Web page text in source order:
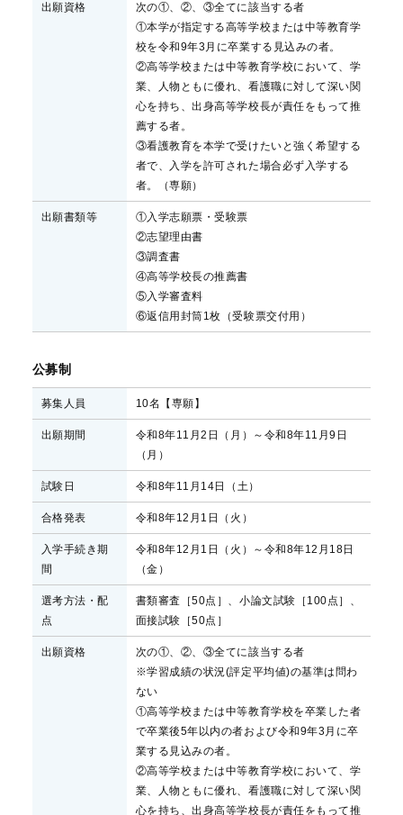
出願資格
次の①、②、③全てに該当する者
①本学が指定する高等学校または中等教育学
校を令和9年3月に卒業する見込みの者。
②高等学校または中等教育学校において、学
業、人物ともに優れ、看護職に対して深い関
心を持ち、出身高等学校長が責任をもって推
薦する者。
③看護教育を本学で受けたいと強く希望する
者で、入学を許可された場合必ず入学する
者。（専願）
出願書類等
①入学志願票・受験票
②志望理由書
③調査書
④高等学校長の推薦書
⑤入学審査料
⑥返信用封筒1枚（受験票交付用）
公募制
募集人員 10名【専願】
出願期間
令和8年11月2日（月）～令和8年11月9日
（月）
試験日 令和8年11月14日（土）
合格発表 令和8年12月1日（火）
入学手続き期
間
令和8年12月1日（火）～令和8年12月18日
（金）
選考方法・配
点
書類審査［50点］、小論文試験［100点］、
面接試験［50点］
出願資格
次の①、②、③全てに該当する者
※学習成績の状況(評定平均値)の基準は問わ
ない
①高等学校または中等教育学校を卒業した者
で卒業後5年以内の者および令和9年3月に卒
業する見込みの者。
②高等学校または中等教育学校において、学
業、人物ともに優れ、看護職に対して深い関
心を持ち、出身高等学校長が責任をもって推